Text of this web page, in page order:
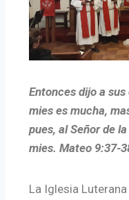
Entonces dijo a
mies es mucha,
pues, al Señor de
mies. Mateo 9:37-
La Iglesia